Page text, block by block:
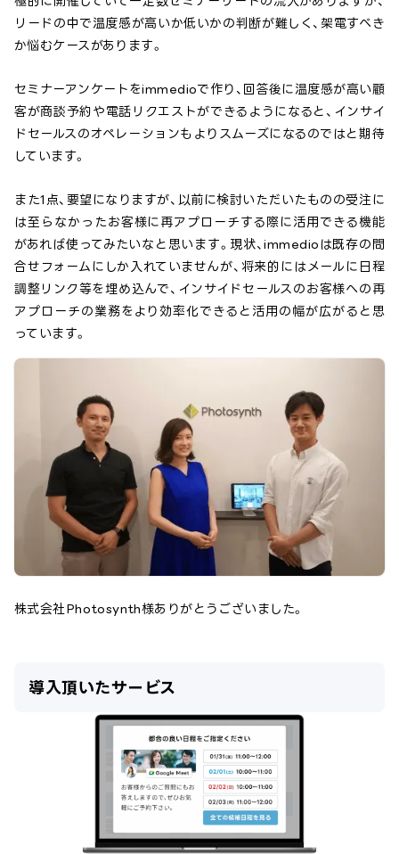
リードの中で温度感が高いか低いかの判断が難しく、架電すべき
か悩むケースがあります。
セミナーアンケートをimmedioで作り、回答後に温度感が高い顧
客が商談予約や電話リクエストができるようになると、インサイ
ドセールスのオペレーションもよりスムーズになるのではと期待
しています。
また1点、要望になりますが、以前に検討いただいたものの受注に
は至らなかったお客様に再アプローチする際に活用できる機能
があれば使ってみたいなと思います。現状、immedioは既存の問
合せフォームにしか入れていませんが、将来的にはメールに日程
調整リンク等を埋め込んで、インサイドセールスのお客様への再
アプローチの業務をより効率化できると活用の幅が広がると思
っています。
株式会社Photosynth様ありがとうございました。
導入頂いたサービス